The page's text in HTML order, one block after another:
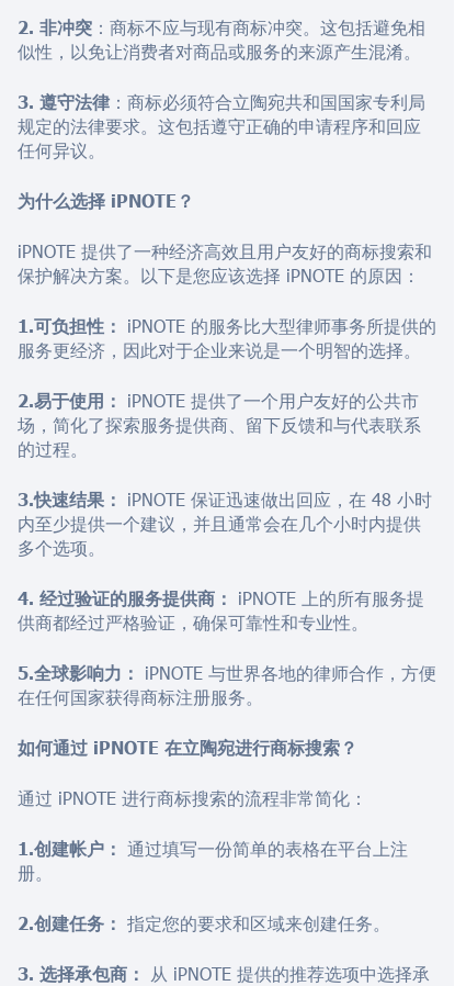
2. 非冲突 ：商标不应与现有商标冲突。这包括避免相
似性，以免让消费者对商品或服务的来源产生混淆。
3. 遵守法律 ：商标必须符合立陶宛共和国国家专利局
规定的法律要求。这包括遵守正确的申请程序和回应
任何异议。
为什么选择 iPNOTE？
iPNOTE 提供了一种经济高效且用户友好的商标搜索和
保护解决方案。以下是您应该选择 iPNOTE 的原因：
1.可负担性：
iPNOTE 的服务比大型律师事务所提供的
服务更经济，因此对于企业来说是一个明智的选择。
2.易于使用：
iPNOTE 提供了一个用户友好的公共市
场，简化了探索服务提供商、留下反馈和与代表联系
的过程。
3.快速结果：
iPNOTE 保证迅速做出回应，在 48 小时
内至少提供一个建议，并且通常会在几个小时内提供
多个选项。
4. 经过验证的服务提供商：
iPNOTE 上的所有服务提
供商都经过严格验证，确保可靠性和专业性。
5.全球影响力：
iPNOTE 与世界各地的律师合作，方便
在任何国家获得商标注册服务。
如何通过 iPNOTE 在立陶宛进行商标搜索？
通过 iPNOTE 进行商标搜索的流程非常简化：
1.创建帐户： 通过填写一份简单的表格在平台上注
册。
2.创建任务： 指定您的要求和区域来创建任务。
3. 选择承包商：
从 iPNOTE 提供的推荐选项中选择承